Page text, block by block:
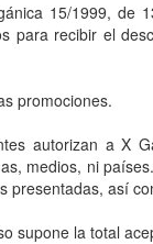
15/1999, de
para recibir el
promociones.
autorizan a X
medios, ni
presentadas, así
supone la total